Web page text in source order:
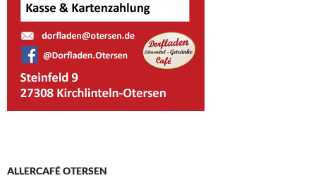
ALLERCAFÉ OTERSEN